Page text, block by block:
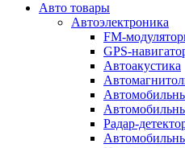
Авто товары
Автоэлектроника
FM-
GPS-
Автоакустика
Радар-